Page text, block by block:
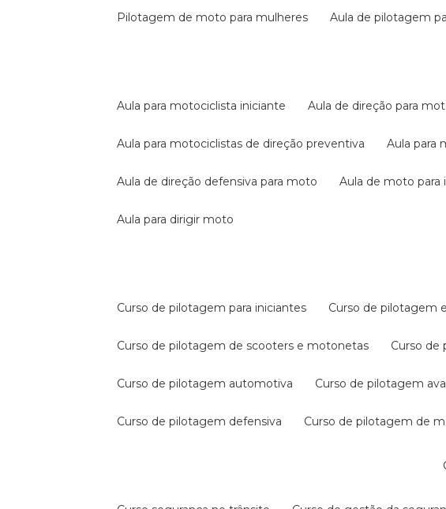
pilotagem de moto para mulheres aula de pilotagem
aula para motociclista iniciante aula de direção para
aula para motociclistas de direção preventiva aula
aula de direção defensiva para moto aula de moto
aula para dirigir moto
curso de pilotagem para iniciantes curso de pilotagem
curso de pilotagem de scooters e motonetas curso
curso de pilotagem automotiva curso de pilotagem
curso de pilotagem defensiva curso de pilotagem de